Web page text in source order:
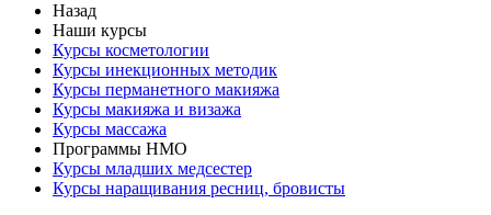
Назад
Наши курсы
Курсы косметологии
Курсы инекционных методик
Курсы перманетного макияжа
Курсы макияжа и визажа
Курсы массажа
Программы НМО
Курсы младших медсестер
Курсы наращивания ресниц, бровисты